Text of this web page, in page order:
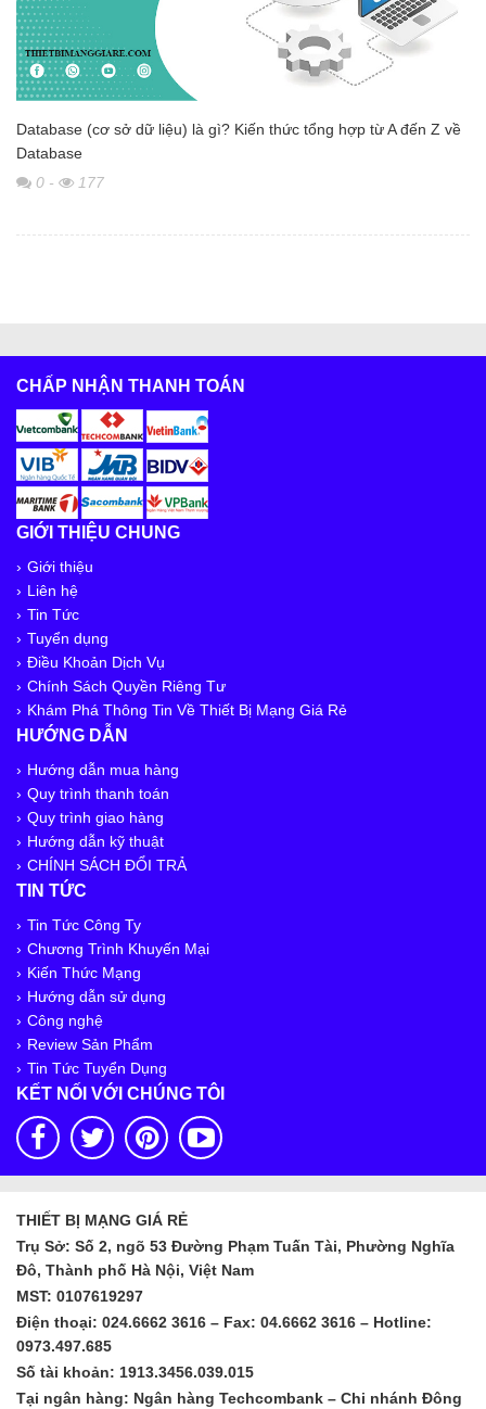
Database (cơ sở dữ liệu) là gì? Kiến thức tổng hợp từ A đến Z về
Database
0 - 177
CHẤP NHẬN THANH TOÁN
GIỚI THIỆU CHUNG
Giới thiệu
Liên hệ
Tin Tức
Tuyển dụng
Điều Khoản Dịch Vụ
Chính Sách Quyền Riêng Tư
Khám Phá Thông Tin Về Thiết Bị Mạng Giá Rẻ
HƯỚNG DẪN
Hướng dẫn mua hàng
Quy trình thanh toán
Quy trình giao hàng
Hướng dẫn kỹ thuật
CHÍNH SÁCH ĐỔI TRẢ
TIN TỨC
Tin Tức Công Ty
Chương Trình Khuyến Mại
Kiến Thức Mạng
Hướng dẫn sử dụng
Công nghệ
Review Sản Phẩm
Tin Tức Tuyển Dụng
KẾT NỐI VỚI CHÚNG TÔI
THIẾT BỊ MẠNG GIÁ RẺ
Trụ Sở: Số 2, ngõ 53 Đường Phạm Tuấn Tài, Phường Nghĩa
Đô, Thành phố Hà Nội, Việt Nam
MST: 0107619297
Điện thoại: 024.6662 3616 – Fax: 04.6662 3616 – Hotline:
0973.497.685
Số tài khoản: 1913.3456.039.015
Tại ngân hàng: Ngân hàng Techcombank – Chi nhánh Đông